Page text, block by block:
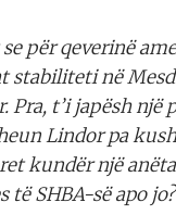
për qeverinë
stabiliteti në
Pra, t’i japësh një
Lindor pa
kundër një
të SHBA-së apo